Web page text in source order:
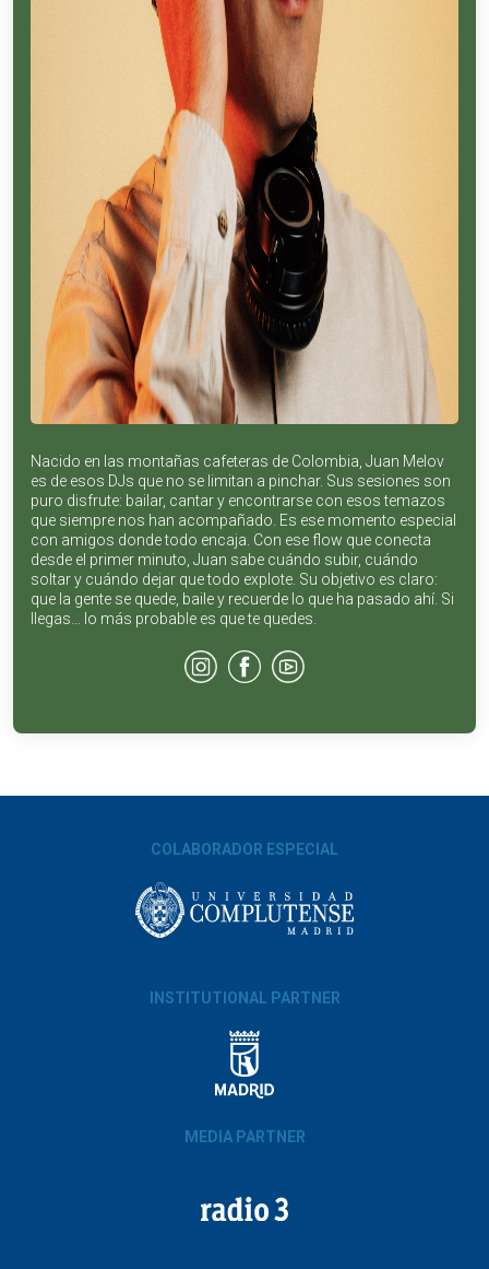
Nacido en las montañas cafeteras de Colombia, Juan Melov
es de esos DJs que no se limitan a pinchar. Sus sesiones son
puro disfrute: bailar, cantar y encontrarse con esos temazos
que siempre nos han acompañado. Es ese momento especial
con amigos donde todo encaja. Con ese flow que conecta
desde el primer minuto, Juan sabe cuándo subir, cuándo
soltar y cuándo dejar que todo explote. Su objetivo es claro:
que la gente se quede, baile y recuerde lo que ha pasado ahí. Si
llegas… lo más probable es que te quedes.
COLABORADOR ESPECIAL
INSTITUTIONAL PARTNER
MEDIA PARTNER